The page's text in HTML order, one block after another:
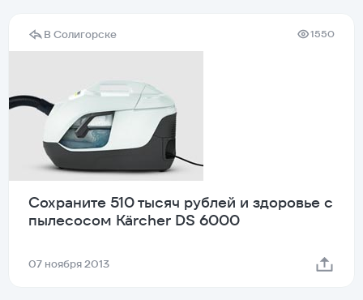
В Солигорске 1550
Сохраните 510 тысяч рублей и здоровье с
пылесосом Kärcher DS 6000
07 ноября 2013